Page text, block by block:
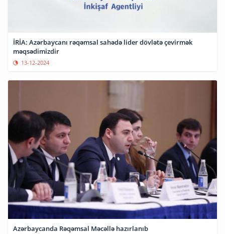
İRİA: Azərbaycanı rəqəmsal sahədə lider dövlətə çevirmək
məqsədimizdir
13-12-2024
Azərbaycanda Rəqəmsal Məcəllə hazırlanıb